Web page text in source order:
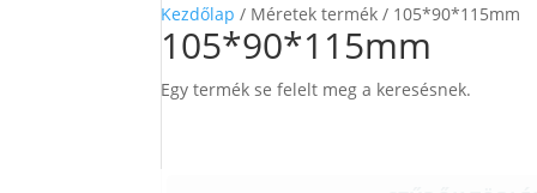
Kezdőlap / Méretek termék / 105*90*115mm
105*90*115mm
Egy termék se felelt meg a keresésnek.